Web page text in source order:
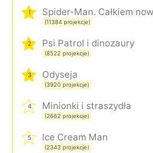
1
(11384 projekcje)
2 Psi Patrol i dinozaury
(8522 projekcje)
3 Odyseja
(3920 projekcje)
4 Minionki i straszydła
(2662 projekcje)
5 Ice Cream Man
(2343 projekcje)